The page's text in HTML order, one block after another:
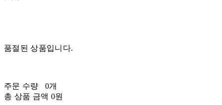
품절된 상품입니다.
주문 수량
0개
총 상품 금액 0원